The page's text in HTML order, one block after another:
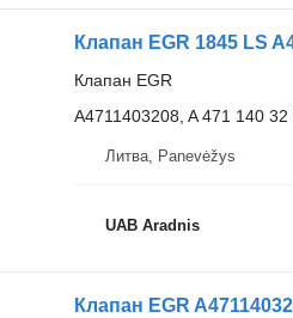
Клапан EGR 1845 LS
Клапан EGR
A4711403208, A 471 140
Литва, Panevėžys
UAB Aradnis
Клапан EGR